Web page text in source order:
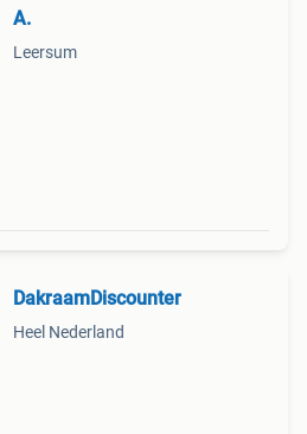
A.
Leersum
DakraamDiscounter
Heel Nederland